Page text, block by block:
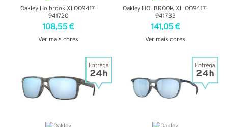
Oakley Holbrook Xl OO9417-
941720
108,55 €
Ver mais cores
Oakley HOLBROOK XL OO9417-
941733
141,05 €
Ver mais cores